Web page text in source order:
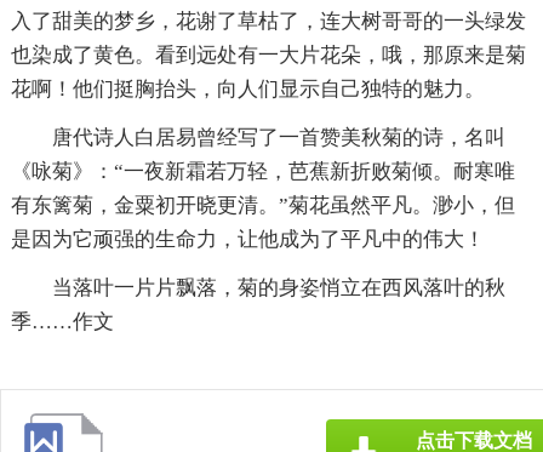
入了甜美的梦乡，花谢了草枯了，连大树哥哥的一头绿发
也染成了黄色。看到远处有一大片花朵，哦，那原来是菊
花啊！他们挺胸抬头，向人们显示自己独特的魅力。
唐代诗人白居易曾经写了一首赞美秋菊的诗，名叫
《咏菊》：“一夜新霜若万轻，芭蕉新折败菊倾。耐寒唯
有东篱菊，金粟初开晓更清。”菊花虽然平凡。渺小，但
是因为它顽强的生命力，让他成为了平凡中的伟大！
当落叶一片片飘落，菊的身姿悄立在西风落叶的秋
季……作文
点击下载文档